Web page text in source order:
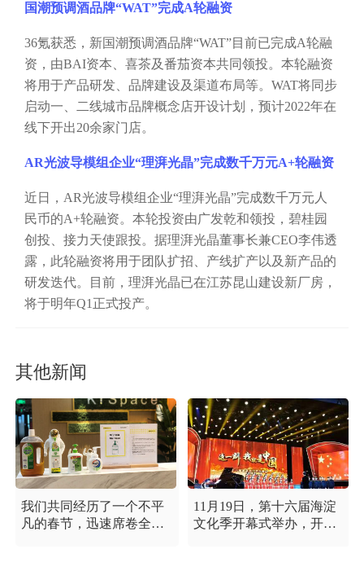
国潮预调酒品牌“WAT”完成A轮融资
36氪获悉，新国潮预调酒品牌“WAT”目前已完成A轮融
资，由BAI资本、喜茶及番茄资本共同领投。本轮融资
将用于产品研发、品牌建设及渠道布局等。WAT将同步
启动一、二线城市品牌概念店开设计划，预计2022年在
线下开出20余家门店。
AR光波导模组企业“理湃光晶”完成数千万元A+轮融资
近日， AR光波导模组企业“理湃光晶”完成数千万元人
民币的A+轮融资。本轮投资由广发乾和领投，碧桂园
创投、接力天使跟投。据理湃光晶董事长兼CEO李伟透
露，此轮融资将用于团队扩招、产线扩产以及新产品的
研发迭代。目前，理湃光晶已在江苏昆山建设新厂房，
将于明年Q1正式投产。
其他新闻
我们共同经历了一个不平
凡的春节，迅速席卷全国
11月19日，第十六届海淀
文化季开幕式举办，开幕